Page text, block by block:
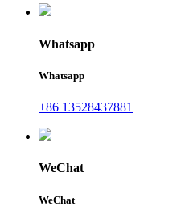
Whatsapp
Whatsapp
+86 13528437881
WeChat
WeChat